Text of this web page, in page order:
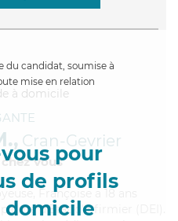
du candidat, soumise à
mise en relation
pour
de profils
domicile
Cran-Gevrier
Vous
Françoise a 18 ans
d'Etat d'infirmier (DEI).